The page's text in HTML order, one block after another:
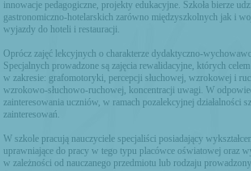
innowacje pedagogiczne, projekty edukacyjne. Szkoła bierze
gastronomiczno-hotelarskich zarówno międzyszkolnych jak i
wyjazdy do hoteli i restauracji.
Oprócz zajęć lekcyjnych o charakterze dydaktyczno-
Specjalnych prowadzone są zajęcia rewalidacyjne, których
w zakresie: grafomotoryki, percepcji słuchowej, wzrokowej i
wzrokowo-słuchowo-ruchowej, koncentracji uwagi. W
zainteresowania uczniów, w ramach pozalekcyjnej działalności
zainteresowań.
W szkole pracują nauczyciele specjaliści posiadający
uprawniające do pracy w tego typu placówce oświatowej oraz
w zależności od nauczanego przedmiotu lub rodzaju